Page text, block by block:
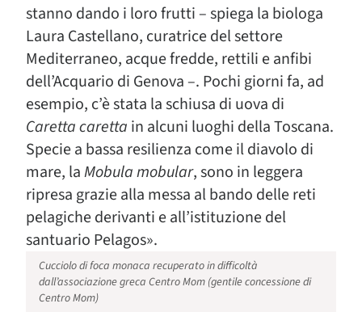
stanno dando i loro frutti – spiega la biologa
Laura Castellano, curatrice del settore
Mediterraneo, acque fredde, rettili e anfibi
dell’Acquario di Genova –. Pochi giorni fa, ad
esempio, c’è stata la schiusa di uova di
Caretta caretta in alcuni luoghi della Toscana.
Specie a bassa resilienza come il diavolo di
mare, laMobula mobular, sono in leggera
ripresa grazie alla messa al bando delle reti
pelagiche derivanti e all’istituzione del
santuario Pelagos».
Cucciolo di foca monaca recuperato in difficoltà
dall’associazione greca Centro Mom (gentile concessione di
Centro Mom)